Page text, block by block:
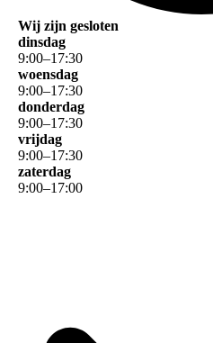
Wij zijn gesloten
dinsdag
9:00–17:30
woensdag
9:00–17:30
donderdag
9:00–17:30
vrijdag
9:00–17:30
zaterdag
9:00–17:00